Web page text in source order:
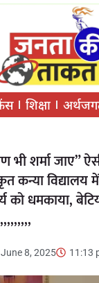
शिक्षा
भी शर्मा जाए”
कन्या विद्यालय
को धमकाया,
June 8, 2025 11:13